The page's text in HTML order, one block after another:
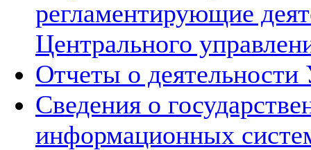
регламентирующие
Центрального
Отчеты о деятельности
Сведения о
информационных